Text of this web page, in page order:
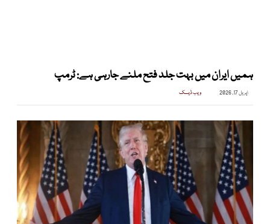
ہمیں ایران میں بہت جلد فتح ملنے جارہی ہے: ٹرمپ
اپریل 17, 2026 ویب ڈیسک